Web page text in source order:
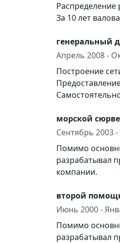
За 10 лет
генеральный
Апрель 2008 -
Построение
морской
Сентябрь 2003
Помимо
разрабатывал
компании.
второй
Июнь 2000 -
Помимо
разрабатывал